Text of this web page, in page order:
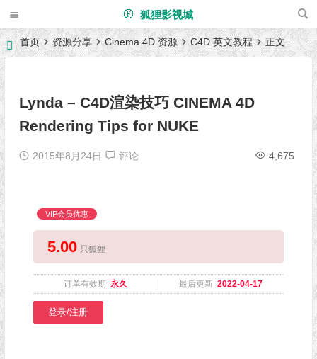
狐狸影视城
首页 资源分享 Cinema 4D 资源 C4D 英文教程 正文
Lynda – C4D渲染技巧 CINEMA 4D
Rendering Tips for NUKE
2015年8月24日 评论 4,675
VIP会员优惠
5.00 只狐狸
订单有效期 永久 最后更新 2022-04-17
登录/注册